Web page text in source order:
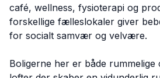
café, wellness, fysioterapi og
forskellige fælleslokaler giver
for socialt samvær og velvære.
Boligerne her er både rummelige